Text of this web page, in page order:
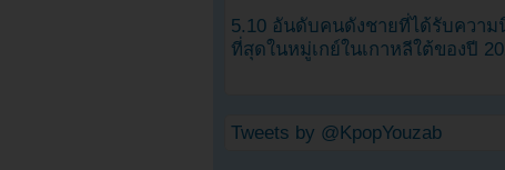
5.10 อันดับคนดังชายที่ได้รับความ
ที่สุดในหมู่เกย์ในเกาหลีใต้ของปี
Tweets by @KpopYouzab